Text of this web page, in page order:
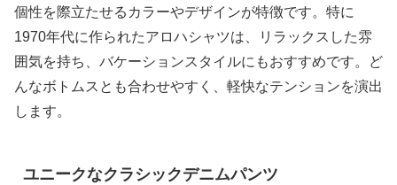
個性を際立たせるカラーやデザインが特徴です。特に
1970年代に作られたアロハシャツは、リラックスした雰
囲気を持ち、バケーションスタイルにもおすすめです。ど
んなボトムスとも合わせやすく、軽快なテンションを演出
します。
ユニークなクラシックデニムパンツ